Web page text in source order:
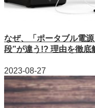
なぜ、「ポータブル電
段”が違う!? 理由を徹底
2023-08-27